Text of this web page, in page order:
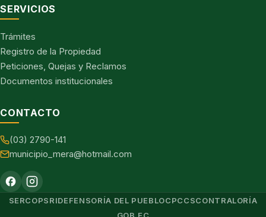
SERVICIOS
Trámites
Registro de la Propiedad
Peticiones, Quejas y Reclamos
Documentos institucionales
CONTACTO
(03) 2790-141
municipio_mera@hotmail.com
SERCOPSRIDEFENSORÍA DEL PUEBLOCPCCSCONTRALORÍA